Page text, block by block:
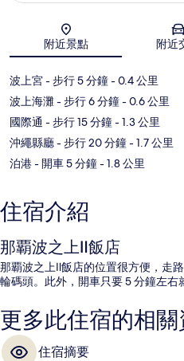
附近景點 附近
波上宮- 步行 5 分鐘- 0.4 公里
波上海灘- 步行 6 分鐘- 0.6 公里
國際通 - 步行 15 分鐘- 1.3 公里
沖繩縣廳- 步行 20 分鐘- 1.7 公里
泊港- 開車 5 分鐘- 1.8 公里
住宿介紹
那覇波之上Ⅱ飯店
那覇波之上Ⅱ飯店的位置很方便，走
輪碼頭。此外，開車只要 5 分鐘左右
更多此住宿的相
住宿摘要